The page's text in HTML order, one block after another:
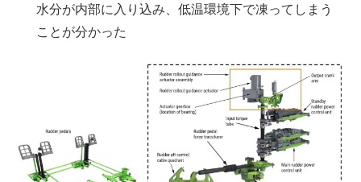
水分が内部に入り込み、低温環境下で凍ってしまう
ことが分かった